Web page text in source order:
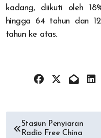
kadang, diikuti oleh
hingga 64 tahun dan
tahun ke atas.
Post
Stasiun Penyiaran
Radio Free China